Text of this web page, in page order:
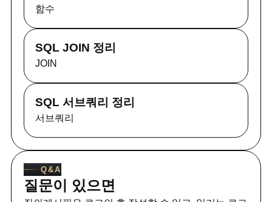
함수
SQL JOIN 정리
JOIN
SQL 서브쿼리 정리
서브쿼리
Q&A
질문이 있으면